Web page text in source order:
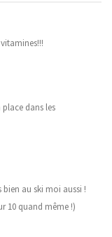
dans les
bien au ski moi aussi !
10 quand même !)